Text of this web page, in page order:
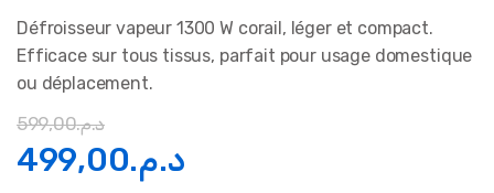
Défroisseur vapeur 1300 W corail, léger et compact.
Efficace sur tous tissus, parfait pour usage domestique
ou déplacement.
د.م.599,00
Le
د.م.499,00